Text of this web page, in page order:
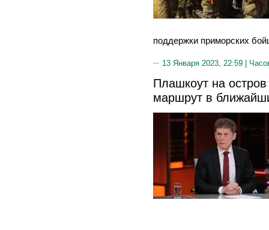
поддержки приморских
13 Января 2023, 22:59 |
Плашкоут на
маршрут в